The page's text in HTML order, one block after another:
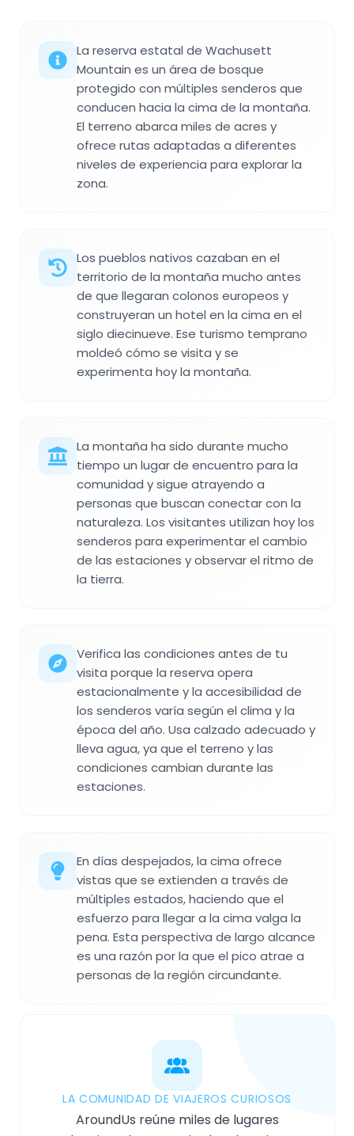
La reserva estatal de Wachusett
Mountain es un área de bosque
protegido con múltiples senderos que
conducen hacia la cima de la montaña.
El terreno abarca miles de acres y
ofrece rutas adaptadas a diferentes
niveles de experiencia para explorar la
zona.
Los pueblos nativos cazaban en el
territorio de la montaña mucho antes
de que llegaran colonos europeos y
construyeran un hotel en la cima en el
siglo diecinueve. Ese turismo temprano
moldeó cómo se visita y se
experimenta hoy la montaña.
La montaña ha sido durante mucho
tiempo un lugar de encuentro para la
comunidad y sigue atrayendo a
personas que buscan conectar con la
naturaleza. Los visitantes utilizan hoy los
senderos para experimentar el cambio
de las estaciones y observar el ritmo de
la tierra.
Verifica las condiciones antes de tu
visita porque la reserva opera
estacionalmente y la accesibilidad de
los senderos varía según el clima y la
época del año. Usa calzado adecuado y
lleva agua, ya que el terreno y las
condiciones cambian durante las
estaciones.
En días despejados, la cima ofrece
vistas que se extienden a través de
múltiples estados, haciendo que el
esfuerzo para llegar a la cima valga la
pena. Esta perspectiva de largo alcance
es una razón por la que el pico atrae a
personas de la región circundante.
LA COMUNIDAD DE VIAJEROS CURIOSOS
AroundUs reúne miles de lugares